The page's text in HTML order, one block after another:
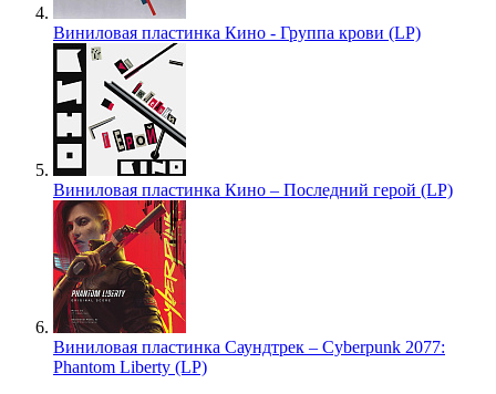
Виниловая пластинка Кино - Группа крови (LP)
Виниловая пластинка Кино – Последний герой (LP)
Виниловая пластинка Саундтрек – Cyberpunk 2077:
Phantom Liberty (LP)